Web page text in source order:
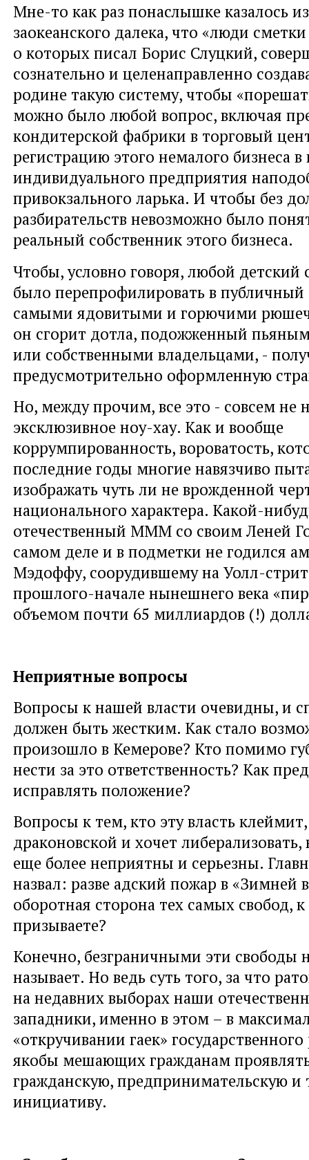
Мне-то как раз понаслышке казалось
заокеанского далека, что «люди
о которых писал Борис Слуцкий,
сознательно и целенаправленно
родине такую систему, чтобы
можно было любой вопрос, включая
кондитерской фабрики в торговый
регистрацию этого немалого бизнеса в
индивидуального предприятия
привокзального ларька. И чтобы без
разбирательств невозможно было
реальный собственник этого бизнеса.
Чтобы, условно говоря, любой
было перепрофилировать в публичный
самыми ядовитыми и горючими
он сгорит дотла, подожженный
или собственными владельцами, -
предусмотрительно оформленную
Но, между прочим, все это - совсем не
эксклюзивное ноу-хау. Как и вообще
коррумпированность, вороватость,
последние годы многие навязчиво
изображать чуть ли не врожденной
национального характера. Какой-
отечественный МММ со своим Леней
самом деле и в подметки не годился
Мэдоффу, соорудившему на Уолл-
прошлого-начале нынешнего века
объемом почти 65 миллиардов (!)
Неприятные вопросы
Вопросы к нашей власти очевидны, и
должен быть жестким. Как стало
произошло в Кемерове? Кто помимо
нести за это ответственность? Как
исправлять положение?
Вопросы к тем, кто эту власть
драконовской и хочет либерализовать,
еще более неприятны и серьезны.
назвал: разве адский пожар в «Зимней
оборотная сторона тех самых свобод,
призываете?
Конечно, безграничными эти свободы
называет. Но ведь суть того, за что
на недавних выборах наши
западники, именно в этом – в
«откручивании гаек»
якобы мешающих гражданам
гражданскую, предпринимательскую и
инициативу.